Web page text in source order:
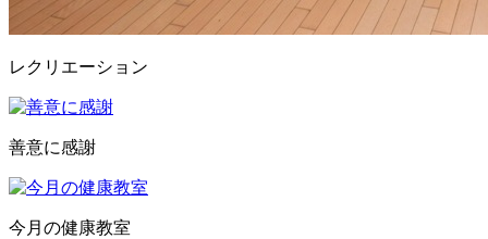
レクリエーション
善意に感謝
今月の健康教室